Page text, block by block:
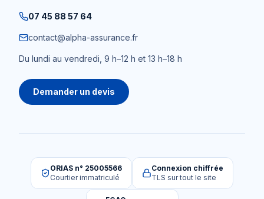
07 45 88 57 64
contact@alpha-assurance.fr
Du lundi au vendredi, 9 h–12 h et 13 h–18 h
Demander un devis
ORIAS n° 25005566
Courtier immatriculé
Connexion chiffrée
TLS sur tout le site